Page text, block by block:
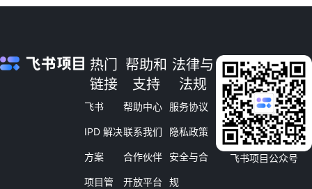
热门
链接
飞书
IPD 解决
方案
项目管
帮助和
支持
帮助中心
联系我们
合作伙伴
开放平台
法律与
法规
服务协议
隐私政策
安全与合
规
飞书项目公众号